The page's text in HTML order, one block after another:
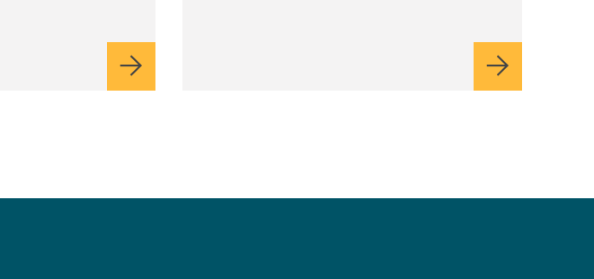
valori e influenzi direttamente la comunità